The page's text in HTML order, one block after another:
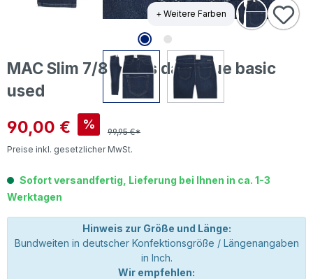
+ Weitere Farben
MAC Slim 7/8 Jeans dark blue basic
used
Verkaufspreis:
90,00 € %
99,95 €*
Preise inkl. gesetzlicher MwSt.
Sofort versandfertig, Lieferung bei Ihnen in ca. 1-3
Werktagen
Hinweis zur Größe und Länge:
Bundweiten in deutscher Konfektionsgröße / Längenangaben
in Inch.
Wir empfehlen: